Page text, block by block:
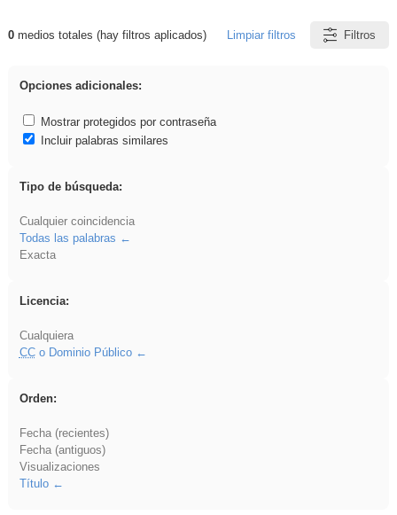
Resultados de: Hisparob
0medios totales (hay filtros aplicados) Limpiar filtros Filtros
Opciones adicionales:
Mostrar protegidos por contraseña
Incluir palabras similares
Tipo de búsqueda:
Cualquier coincidencia
Todas las palabras
Exacta
Licencia:
Cualquiera
CCo Dominio Público
Orden:
Fecha (recientes)
Fecha (antiguos)
Visualizaciones
Título